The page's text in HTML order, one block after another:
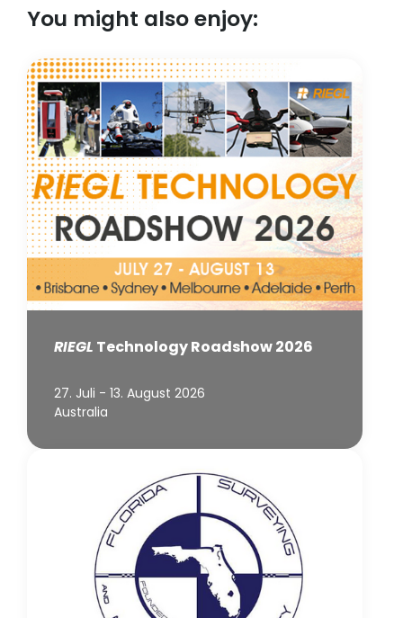
You might also enjoy:
RIEGL Technology Roadshow 2026
27. Juli - 13. August 2026
Australia